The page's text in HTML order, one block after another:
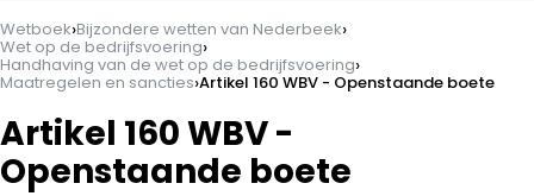
Wetboek›Bijzondere wetten van Nederbeek›
Wet op de bedrijfsvoering›
Handhaving van de wet op de bedrijfsvoering›
Maatregelen en sancties›Artikel 160 WBV - Openstaande boete
Artikel 160 WBV -
Openstaande boete